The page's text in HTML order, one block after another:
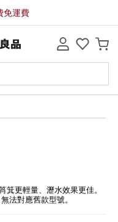
免運費
箕更輕量、瀝水效果更佳。
法對應舊款型號。